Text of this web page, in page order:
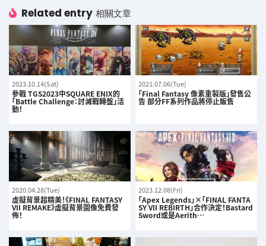
Related entry 相關文章
2023.10.14(Sat)
參戰 TGS2023中SQUARE ENIX的
「Battle Challenge：討滅戰轉盤」活
動！
2021.07.06(Tue)
「Final Fantasy 像素重製版」發售公
告 部分FF系列作品將停止販售
2020.04.28(Tue)
虛擬背景超精美！《FINAL FANTASY
VII REMAKE》虛擬背景圖像免費發
佈！
2023.12.08(Fri)
「Apex Legends」×「FINAL FANTA
SY VII REBIRTH」合作決定！Bastard
Sword或是Aerith…